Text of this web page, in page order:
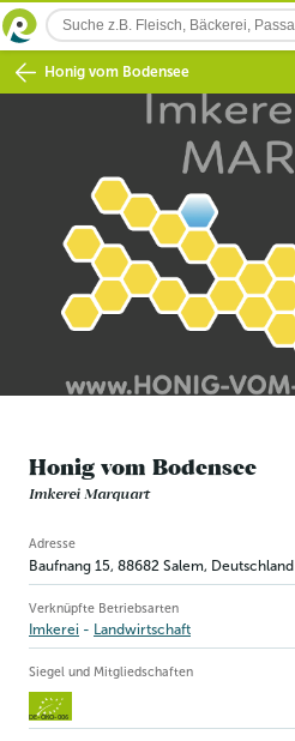
Honig vom Bodensee
Honig vom Bodensee
Imkerei Marquart
Betriebsinformation
Adresse
Baufnang 15, 88682 Salem, Deutschland
Verknüpfte Betriebsarten
Imkerei Landwirtschaft
Siegel und Mitgliedschaften
DE-ÖKO-006